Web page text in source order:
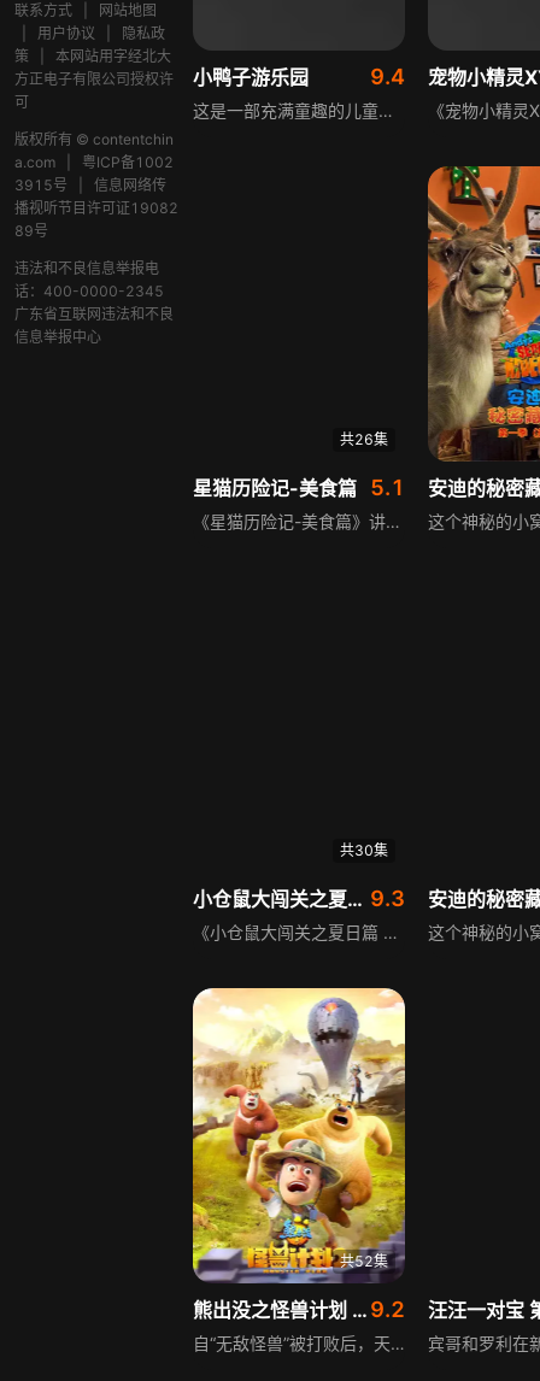
联系方式
网站地图
用户协议
隐私政
策
本网站用字经北大
方正电子有限公司授权许
可
版权所有 © contentchin
a.com
粤ICP备1002
3915号
信息网络传
播视听节目许可证19082
89号
违法和不良信息举报电
话：400-0000-2345
广东省互联网违法和不良
信息举报中心
小鸭子游乐园 9.4
这是一部充满童趣的儿童动画，故事的核心发生在农场之中，主角是一群活泼可爱的小鸭子。这群小鸭子的日常从不缺乏新鲜感，每天都有全新的冒险等待它们开启，也会遇到各种各样的问题需要解决，过程中还时常闹出令人捧腹的笑话。如今这群小鸭子拥有了专属于自己的游乐园，在这个全新的场景里，会有更多新奇又有趣的故事围绕着它们展开，等待小观众们去发现。
宠物小精灵
共26集
星猫历险记-美食篇 5.1
《星猫历险记-美食篇》讲述星猫在追踪黑魔王的三个手下时，于宇宙中展开大战，激战中星猫与黑魔王手下的飞船同时坠毁。星猫幸运地被一个奇怪星球上的牡羊族卷毛救起，奇怪的是，同为光明守护者的卷毛竟不认识星猫。据卷毛所说，这里是12星座族居住的星球，在这个类似中国古代却有现代建筑的世界，12星座族在狮子王大牌的统治下生活，而这个世界里竟没有星猫的存在，正当星猫纳闷时，意外即将发生。
共30集
小仓鼠大闯关之夏日篇 第1季 9.3
《小仓鼠大闯关之夏日篇 第1季》讲述冒险归来的小仓鼠回到小屋后，门外传来脚步声，新的挑战接踵而至，小仓鼠又要发起新一轮的冒险挑战，这个夏天注定要迎来一场精彩纷呈的仓鼠大冒险。
共52集
熊出没之怪兽计划 第2季 9.2
自“无敌怪兽”被打败后，天才威便受了很大的打击，十分颓废。就在此时，助手洞洞幺无意间从偶然寻回的能量石碎片中发现，能量石碎片竟然也有着十分惊人的威力！于是，为了寻回所有碎片，重新激活能量石，天才威和洞洞幺谋划着新的“怪兽计划”出发了。为了维护森林的和谐安宁和动物伙伴们的安全，得知计划的熊大、熊二和光头强决定再次阻止天才威，于是，惊险而逗趣的能量石碎片争夺战开始了！